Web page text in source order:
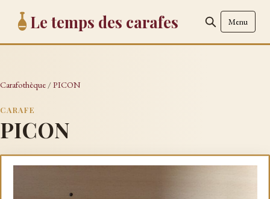
Le temps des carafes Menu
Carafothèque /PICON
CARAFE
PICON